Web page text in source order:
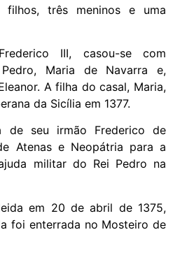
três meninos e uma
III, casou-se com
Maria de Navarra e,
A filha do casal, Maria,
da Sicília em 1377.
de seu irmão Frederico de
Atenas e Neopátria para a
militar do Rei Pedro na
em 20 de abril de 1375,
foi enterrada no Mosteiro de